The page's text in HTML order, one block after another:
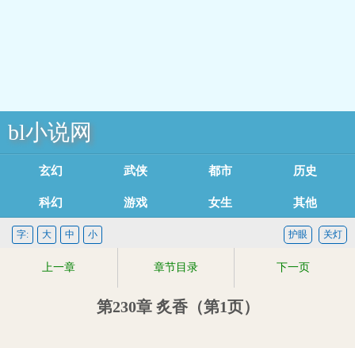
bl小说网
玄幻魔法 武侠修真 都市言情 历史军事
科幻灵异 游戏竞技 女生耽美 其他类型
足迹记录
字: 大 中 小 关灯
护眼
第230章 炙香（第1页）
上一章 章节目录 下一页